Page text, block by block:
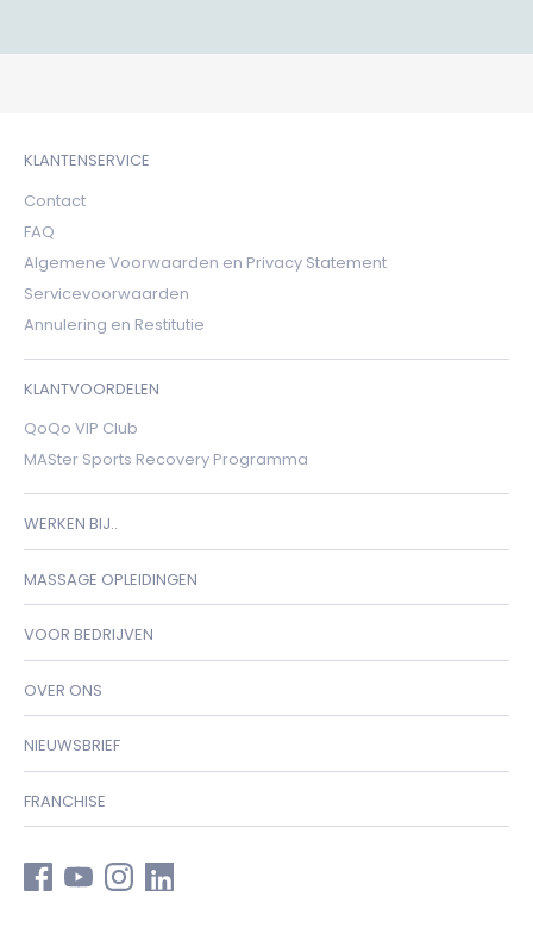
KLANTENSERVICE
Contact
FAQ
Algemene Voorwaarden en Privacy Statement
Servicevoorwaarden
Annulering en Restitutie
KLANTVOORDELEN
QoQo VIP Club
MASter Sports Recovery Programma
WERKEN BIJ..
MASSAGE OPLEIDINGEN
VOOR BEDRIJVEN
OVER ONS
NIEUWSBRIEF
FRANCHISE